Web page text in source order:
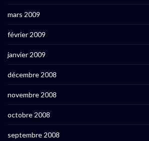
mars 2009
février 2009
janvier 2009
décembre 2008
novembre 2008
octobre 2008
septembre 2008